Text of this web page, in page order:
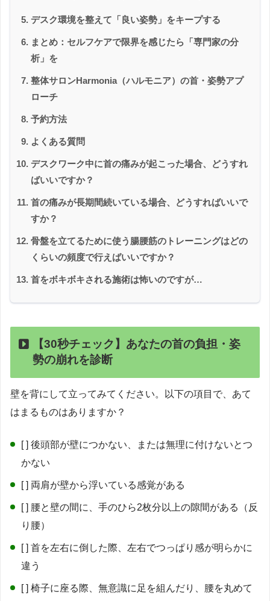
デスク環境を整えて「良い姿勢」をキープする
まとめ：セルフケアで限界を感じたら「専門家の分
析」を
整体サロンHarmonia（ハルモニア）の首・姿勢アプ
ローチ
予約方法
よくある質問
デスクワーク中に首の痛みが起こった場合、どうすれ
ばいいですか？
首の痛みが長期間続いている場合、どうすればいいで
すか？
骨盤を立てるために使う腸腰筋のトレーニングはどの
くらいの頻度で行えばいいですか？
首をボキボキされる施術は怖いのですが…
【30秒チェック】あなたの首の負担・姿
勢の崩れを診断
壁を背にして立ってみてください。以下の項目で、あて
はまるものはありますか？
[ ] 後頭部が壁につかない、または無理に付けないとつ
かない
[ ] 両肩が壁から浮いている感覚がある
[ ] 腰と壁の間に、手のひら2枚分以上の隙間がある（反
り腰）
[ ] 首を左右に倒した際、左右でつっぱり感が明らかに
違う
[ ] 椅子に座る際、無意識に足を組んだり、腰を丸めて